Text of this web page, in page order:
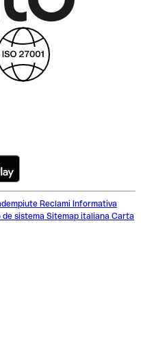
Reclami Informativa
de sistema Sitemap italiana Carta